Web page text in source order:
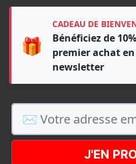
🎁
CADEAU DE
Bénéficiez de
premier achat
newsletter
J'EN